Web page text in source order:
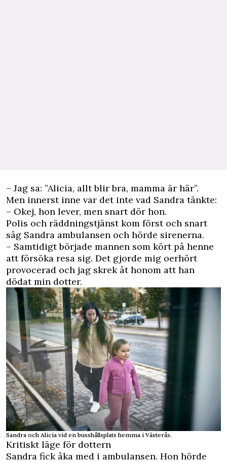
– Jag sa: ”Alicia, allt blir bra, mamma är här”.
Men innerst inne var det inte vad Sandra tänkte:
– Okej, hon lever, men snart dör hon.
Polis och räddningstjänst kom först och snart
såg Sandra ambulansen och hörde sirenerna.
– Samtidigt började mannen som kört på henne
att försöka resa sig. Det gjorde mig oerhört
provocerad och jag skrek åt honom att han
dödat min dotter.
Sandra och Alicia vid en busshållsplats hemma i Västerås.
Kritiskt läge för dottern
Sandra fick åka med i ambulansen. Hon hörde